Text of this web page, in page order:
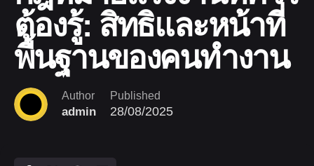
ต้องรู้: สิทธิและหน้าที่
พื้นฐานของคนทำงาน
Author
admin
Published
28/08/2025